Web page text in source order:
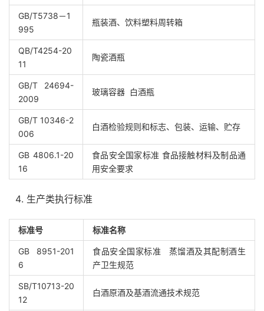
GB/T5738－1
995
瓶装酒、饮料塑料周转箱
QB/T4254-20
11
陶瓷酒瓶
GB/T 24694-
2009
玻璃容器 白酒瓶
GB/T 10346-2
006
白酒检验规则和标志、包装、运输、贮存
GB 4806.1-20
16
食品安全国家标准 食品接触材料及制品通
用安全要求
生产类执行标准
标准号 标准名称
GB 8951-201
6
食品安全国家标准 蒸馏酒及其配制酒生
产卫生规范
SB/T10713-20
12
白酒原酒及基酒流通技术规范